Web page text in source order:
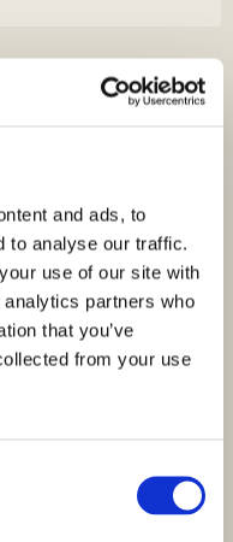
and ads, to
to analyse our traffic.
use of our site with
partners who
that you’ve
from your use